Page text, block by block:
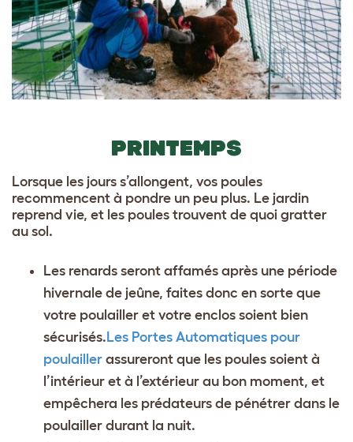
PRINTEMPS
Lorsque les jours s’allongent, vos poules
recommencent à pondre un peu plus. Le jardin
reprend vie, et les poules trouvent de quoi gratter
au sol.
Les renards seront affamés après une période
hivernale de jeûne, faites donc en sorte que
votre poulailler et votre enclos soient bien
sécurisés.Les Portes Automatiques pour
poulailler assureront que les poules soient à
l’intérieur et à l’extérieur au bon moment, et
empêchera les prédateurs de pénétrer dans le
poulailler durant la nuit.